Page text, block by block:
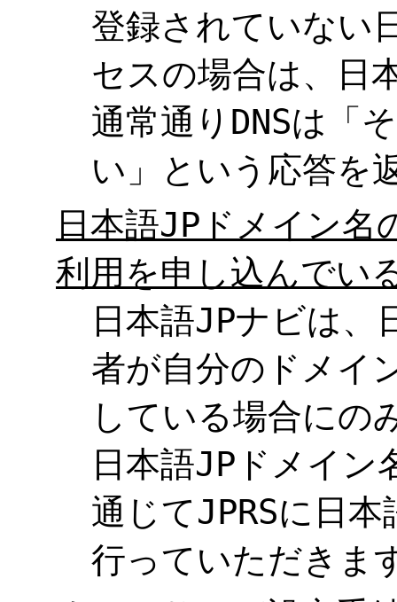
登録されていない
セスの場合は、日
通常通りDNSは「
い」という応答を
日本語JPドメイン名
利用を申し込んでい
日本語JPナビは、
者が自分のドメイ
している場合にの
日本語JPドメイン
通じてJPRSに日
行っていただきま